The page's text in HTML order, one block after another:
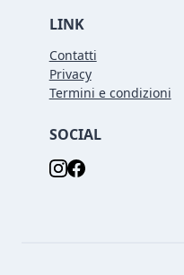
LINK
Contatti
Privacy
Termini e condizioni
SOCIAL